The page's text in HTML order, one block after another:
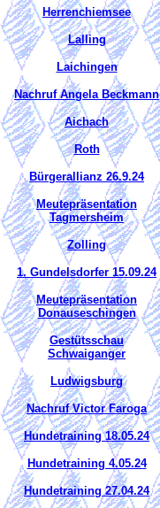
Herrenchiemsee
Lalling
Laichingen
Nachruf Angela Beckmann
Aichach
Roth
Bürgerallianz 26.9.24
Meutepräsentation
Tagmersheim
Zolling
1. Gundelsdorfer 15.09.24
Meutepräsentation
Donauseschingen
Gestütsschau
Schwaiganger
Ludwigsburg
Nachruf Victor Faroga
Hundetraining 18.05.24
Hundetraining 4.05.24
Hundetraining 27.04.24